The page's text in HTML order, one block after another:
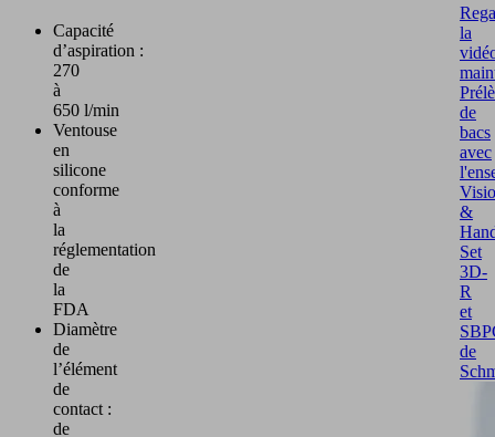
Capacité
d’aspiration :
270
à
650 l/min
Ventouse
en
silicone
conforme
à
la
réglementation
de
la
FDA
Diamètre
de
l’élément
de
contact :
de
la
de
bacs
avec
&
Set
3D-
R
et
de